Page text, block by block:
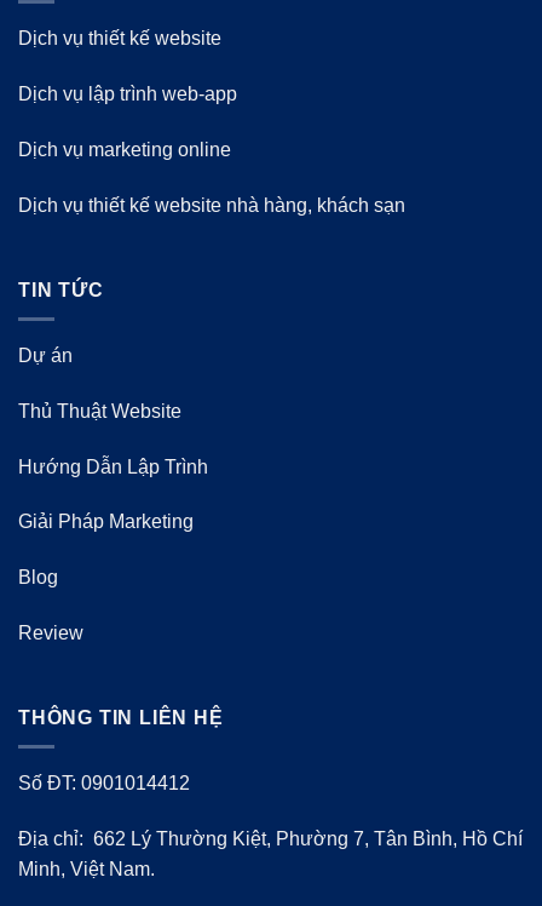
Dịch vụ thiết kế website
Dịch vụ lập trình web-app
Dịch vụ marketing online
Dịch vụ thiết kế website nhà hàng, khách sạn
TIN TỨC
Dự án
Thủ Thuật Website
Hướng Dẫn Lập Trình
Giải Pháp Marketing
Blog
Review
THÔNG TIN LIÊN HỆ
Số ĐT: 0901014412
Địa chỉ: 662 Lý Thường Kiệt, Phường 7, Tân Bình, Hồ Chí
Minh, Việt Nam.